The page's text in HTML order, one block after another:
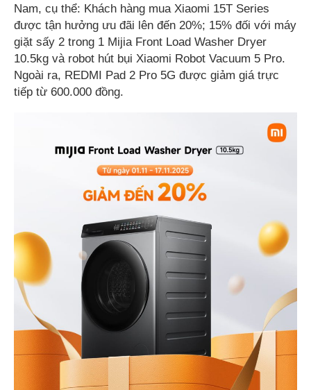
Nam, cụ thể: Khách hàng mua Xiaomi 15T Series
được tận hưởng ưu đãi lên đến 20%; 15% đối với máy
giặt sấy 2 trong 1 Mijia Front Load Washer Dryer
10.5kg và robot hút bụi Xiaomi Robot Vacuum 5 Pro.
Ngoài ra, REDMI Pad 2 Pro 5G được giảm giá trực
tiếp từ 600.000 đồng.